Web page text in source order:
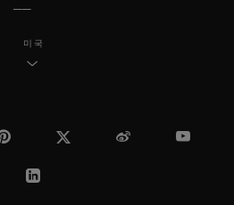
미국